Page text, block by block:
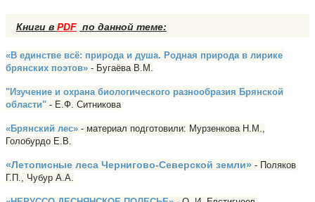
Книги в PDF по данной теме:
«В единстве всё: природа и душа. Родная природа в лирике
брянских поэтов» - Бугаёва В.М.
"Изучение и охрана биологического разнообразия Брянской
области" - Е.Ф. Ситникова
«Брянский лес» - материал подготовили: Мурзенкова Н.М.,
Голобурдо Е.В.
«Летописные леса Чернигово-Северской земли» - Поляков
Г.П., Чубур А.А.